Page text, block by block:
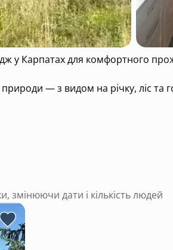
у Карпатах для комфортного
— з видом на річку, ліс та
змінюючи дати і кількість людей